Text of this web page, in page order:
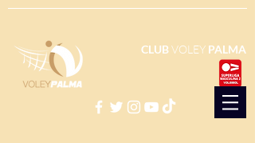
CLUBVOLEY PALMA